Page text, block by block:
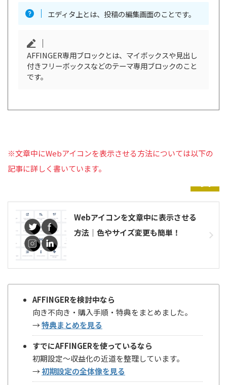
エディタ上とは、投稿の編集画面のことです。
AFFINGER専用ブロックとは、マイボックスや見出し
付きフリーボックスなどのテーマ専用ブロックのこと
です。
※文章中にWebアイコンを表示させる方法については以下の
記事に詳しく書いています。
Webアイコンを文章中に表示させる
方法｜色やサイズ変更も簡単！
AFFINGERを検討中なら
向き不向き・購入手順・特典をまとめました。
→特典まとめを見る
すでにAFFINGERを使っているなら
初期設定〜収益化の近道を整理しています。
→初期設定の全体像を見る